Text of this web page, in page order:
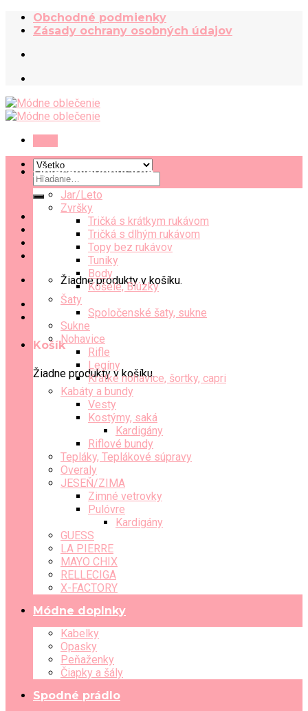
Skip
Obchodné podmienky
Zásady ochrany osobných údajov
Hľadať:
Žiadne produkty v košíku.
Košík
Žiadne produkty v košíku.
Oblečenie
Jar/Leto
Zvršky
Tričká s krátkym rukávom
Tričká s dlhým rukávom
Topy bez rukávov
Tuniky
Body
Košele, Blúzky
Šaty
Spoločenské šaty, sukne
Sukne
Nohavice
Rifle
Legíny
Krátke nohavice, šortky, capri
Kabáty a bundy
Vesty
Kostýmy, saká
Kardigány
Riflové bundy
Tepláky, Teplákové súpravy
Overaly
JESEŇ/ZIMA
Zimné vetrovky
Pulóvre
Kardigány
GUESS
LA PIERRE
MAYO CHIX
RELLECIGA
X-FACTORY
Módne doplnky
Kabelky
Opasky
Peňaženky
Čiapky a šály
Spodné prádlo